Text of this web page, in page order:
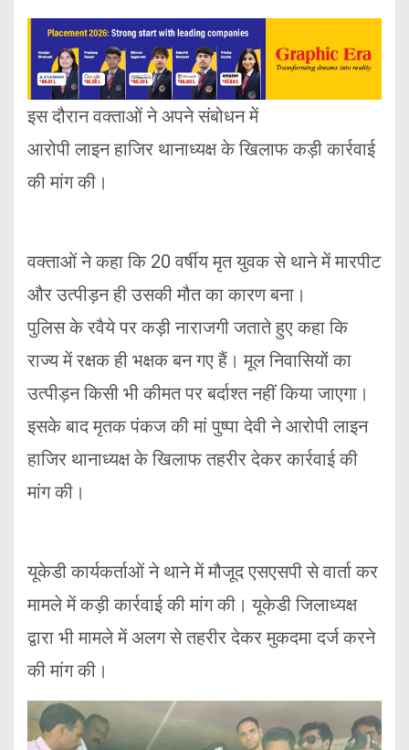
इस दौरान वक्ताओं ने अपने संबोधन में
आरोपी लाइन हाजिर थानाध्यक्ष के खिलाफ कड़ी कार्रवाई
की मांग की।
वक्ताओं ने कहा कि 20 वर्षीय मृत युवक से थाने में मारपीट
और उत्पीड़न ही उसकी मौत का कारण बना।
पुलिस के रवैये पर कड़ी नाराजगी जताते हुए कहा कि
राज्य में रक्षक ही भक्षक बन गए हैं। मूल निवासियों का
उत्पीड़न किसी भी कीमत पर बर्दाश्त नहीं किया जाएगा।
इसके बाद मृतक पंकज की मां पुष्पा देवी ने आरोपी लाइन
हाजिर थानाध्यक्ष के खिलाफ तहरीर देकर कार्रवाई की
मांग की।
यूकेडी कार्यकर्ताओं ने थाने में मौजूद एसएसपी से वार्ता कर
मामले में कड़ी कार्रवाई की मांग की। यूकेडी जिलाध्यक्ष
द्वारा भी मामले में अलग से तहरीर देकर मुकदमा दर्ज करने
की मांग की।